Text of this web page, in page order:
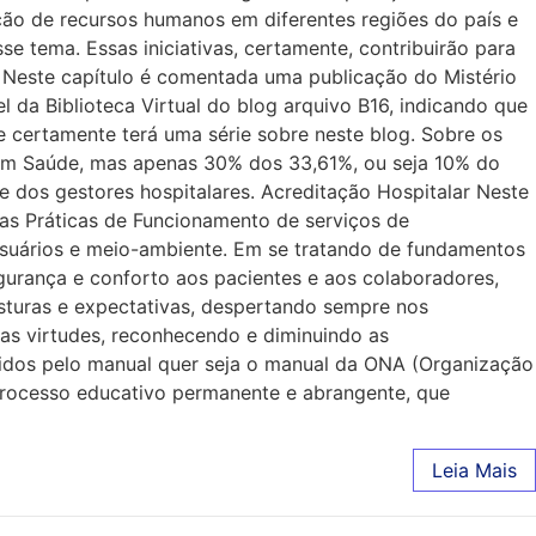
de recursos humanos em diferentes regiões do país e
tema. Essas iniciativas, certamente, contribuirão para
capítulo é comentada uma publicação do Mistério
da Biblioteca Virtual do blog arquivo B16, indicando que
terá uma série sobre neste blog. Sobre os
mas apenas 30% dos 33,61%, ou seja 10% do
dos gestores hospitalares. Acreditação Hospitalar Neste
Práticas de Funcionamento de serviços de
e meio-ambiente. Em se tratando de fundamentos
e conforto aos pacientes e aos colaboradores,
e expectativas, despertando sempre nos
virtudes, reconhecendo e diminuindo as
pelo manual quer seja o manual da ONA (Organização
educativo permanente e abrangente, que
Leia Mais